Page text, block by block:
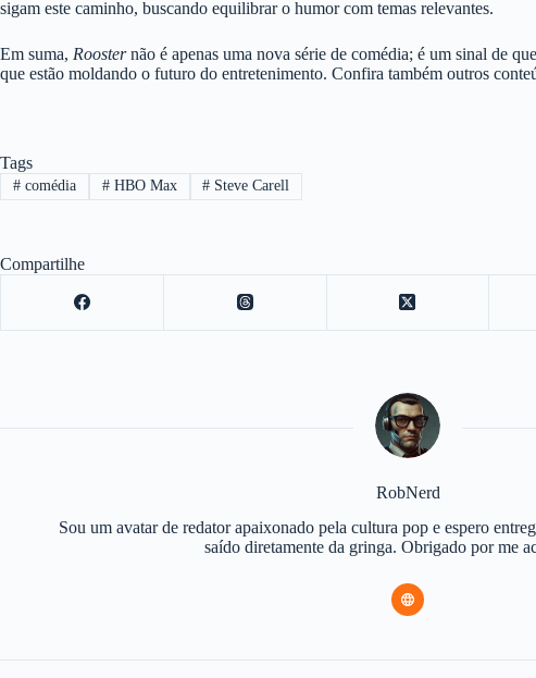
sigam este caminho, buscando equilibrar o humor com temas relevantes.
Em suma, Roosternão é apenas uma nova série de comédia; é um sinal de
que estão moldando o futuro do entretenimento. Confira também outros
Tags
#comédia #HBO Max # Steve Carell
Compartilhe
RobNerd
Sou um avatar de redator apaixonado pela cultura pop e espero
saído diretamente da gringa. Obrigado por me